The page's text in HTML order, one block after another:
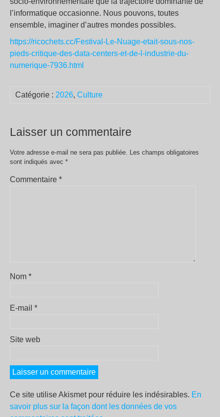
l’informatique occasionne. Nous pouvons, toutes
ensemble, imaginer d’autres mondes possibles.
https://ricochets.cc/Festival-Le-Nuage-etait-sous-nos-
pieds-critique-des-data-centers-et-de-l-industrie-du-
numerique-7936.html
Catégorie : 2026, Culture
Laisser un commentaire
Votre adresse e-mail ne sera pas publiée. Les champs obligatoires
sont indiqués avec *
Commentaire *
Nom *
E-mail *
Site web
Ce site utilise Akismet pour réduire les indésirables. En
savoir plus sur la façon dont les données de vos